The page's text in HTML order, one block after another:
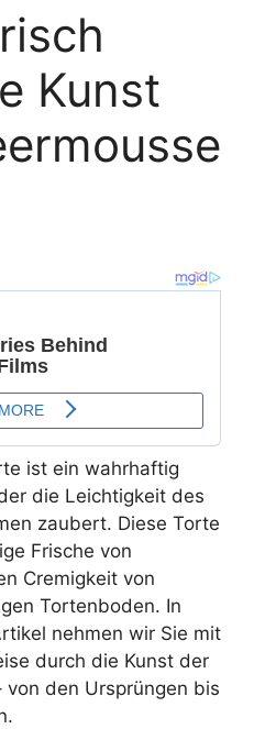
Kunst
ist ein wahrhaftig
die Leichtigkeit des
zaubert. Diese Torte
Frische von
Cremigkeit von
Tortenboden. In
nehmen wir Sie mit
durch die Kunst der
von den Ursprüngen bis